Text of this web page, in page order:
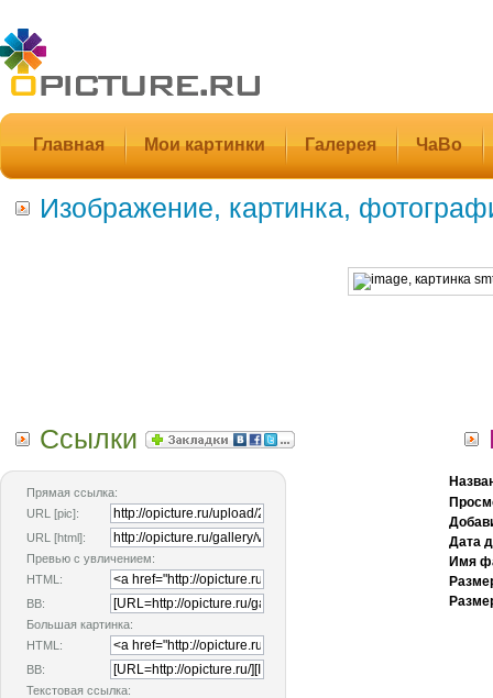
Главная Мои картинки Галерея ЧаВо
Изображение, картинка,
Ссылки
Прямая ссылка:
URL [pic]:
URL [html]:
Превью с увличением:
HTML:
BB:
Большая картинка:
HTML:
BB:
Текстовая ссылка:
Дата
Имя